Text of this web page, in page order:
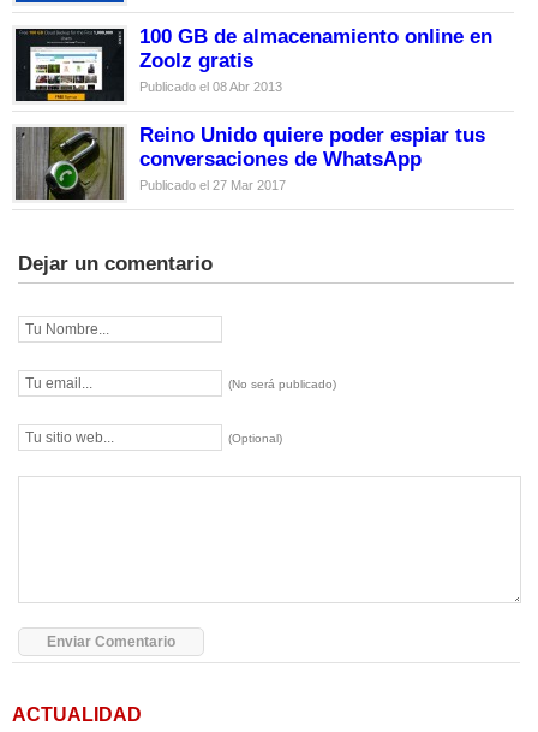
100 GB de almacenamiento online en
Zoolz gratis
Publicado el 08 Abr 2013
Reino Unido quiere poder espiar tus
conversaciones de WhatsApp
Publicado el 27 Mar 2017
Dejar un comentario
(No será publicado)
(Optional)
ACTUALIDAD